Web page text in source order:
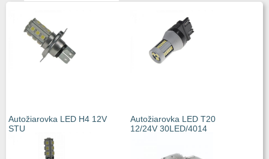
Autožiarovka LED H4 12V
STU
Autožiarovka LED T20
12/24V 30LED/4014